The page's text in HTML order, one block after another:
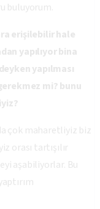
buluyorum.
erişilebilir hale
yapılıyor bina
yapılması
mi? bunu
çok maharetliyiz biz
orası tartışılır
aşabiliyorlar. Bu